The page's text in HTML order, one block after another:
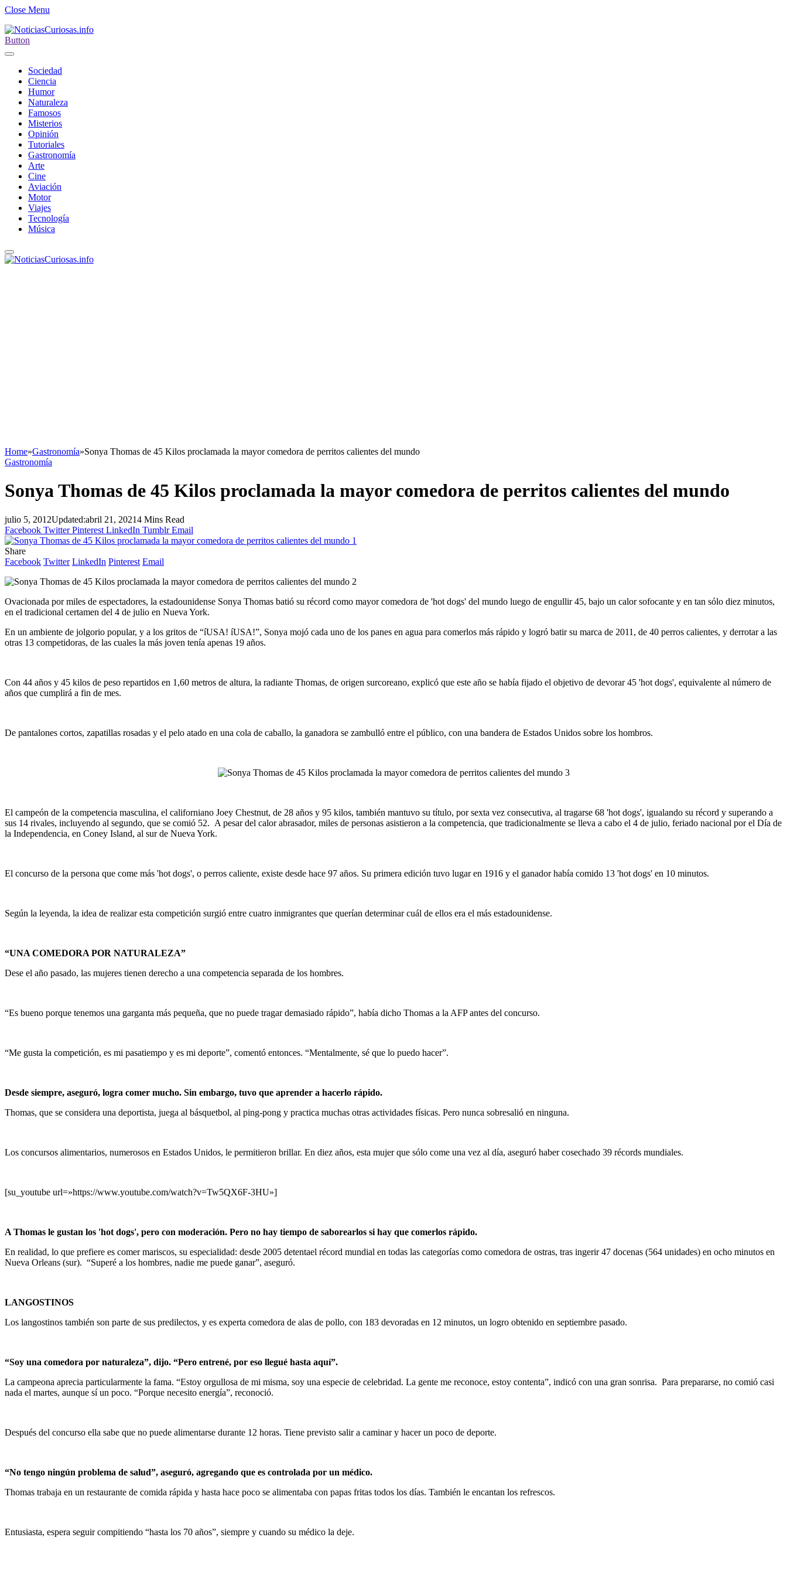
Close Menu
Button
Sociedad
Ciencia
Humor
Naturaleza
Famosos
Misterios
Opinión
Tutoriales
Gastronomía
Arte
Cine
Aviación
Motor
Viajes
Tecnología
Música
Home»Gastronomía»Sonya Thomas de 45 Kilos proclamada la mayor comedora de perritos calientes del mundo
Gastronomía
Sonya Thomas de 45 Kilos proclamada la mayor comedora de perritos calientes del mundo
julio 5, 2012Updated:abril 21, 20214 Mins Read
Facebook Twitter Pinterest LinkedIn Tumblr Email
Share
Facebook Twitter LinkedIn Pinterest Email
Ovacionada por miles de espectadores, la estadounidense Sonya Thomas batió su récord como mayor comedora de 'hot dogs' del mundo luego de engullir 45, bajo un calor sofocante y en tan sólo diez minutos,
en el tradicional certamen del 4 de julio en Nueva York.
En un ambiente de jolgorio popular, y a los gritos de “íUSA! íUSA!”, Sonya mojó cada uno de los panes en agua para comerlos más rápido y logró batir su marca de 2011, de 40 perros calientes, y derrotar a las
otras 13 competidoras, de las cuales la más joven tenía apenas 19 años.
Con 44 años y 45 kilos de peso repartidos en 1,60 metros de altura, la radiante Thomas, de origen surcoreano, explicó que este año se había fijado el objetivo de devorar 45 'hot dogs', equivalente al número de
años que cumplirá a fin de mes.
De pantalones cortos, zapatillas rosadas y el pelo atado en una cola de caballo, la ganadora se zambulló entre el público, con una bandera de Estados Unidos sobre los hombros.
El campeón de la competencia masculina, el californiano Joey Chestnut, de 28 años y 95 kilos, también mantuvo su título, por sexta vez consecutiva, al tragarse 68 'hot dogs', igualando su récord y superando a
sus 14 rivales, incluyendo al segundo, que se comió 52. A pesar del calor abrasador, miles de personas asistieron a la competencia, que tradicionalmente se lleva a cabo el 4 de julio, feriado nacional por el Día de
la Independencia, en Coney Island, al sur de Nueva York.
El concurso de la persona que come más 'hot dogs', o perros caliente, existe desde hace 97 años. Su primera edición tuvo lugar en 1916 y el ganador había comido 13 'hot dogs' en 10 minutos.
Según la leyenda, la idea de realizar esta competición surgió entre cuatro inmigrantes que querían determinar cuál de ellos era el más estadounidense.
“UNA COMEDORA POR NATURALEZA”
Dese el año pasado, las mujeres tienen derecho a una competencia separada de los hombres.
“Es bueno porque tenemos una garganta más pequeña, que no puede tragar demasiado rápido”, había dicho Thomas a la AFP antes del concurso.
“Me gusta la competición, es mi pasatiempo y es mi deporte”, comentó entonces. “Mentalmente, sé que lo puedo hacer”.
Desde siempre, aseguró, logra comer mucho. Sin embargo, tuvo que aprender a hacerlo rápido.
Thomas, que se considera una deportista, juega al básquetbol, al ping-pong y practica muchas otras actividades físicas. Pero nunca sobresalió en ninguna.
Los concursos alimentarios, numerosos en Estados Unidos, le permitieron brillar. En diez años, esta mujer que sólo come una vez al día, aseguró haber cosechado 39 récords mundiales.
[su_youtube url=»https://www.youtube.com/watch?v=Tw5QX6F-3HU»]
A Thomas le gustan los 'hot dogs', pero con moderación. Pero no hay tiempo de saborearlos si hay que comerlos rápido.
En realidad, lo que prefiere es comer mariscos, su especialidad: desde 2005 detentael récord mundial en todas las categorías como comedora de ostras, tras ingerir 47 docenas (564 unidades) en ocho minutos en
Nueva Orleans (sur). “Superé a los hombres, nadie me puede ganar”, aseguró.
LANGOSTINOS
Los langostinos también son parte de sus predilectos, y es experta comedora de alas de pollo, con 183 devoradas en 12 minutos, un logro obtenido en septiembre pasado.
“Soy una comedora por naturaleza”, dijo. “Pero entrené, por eso llegué hasta aquí”.
La campeona aprecia particularmente la fama. “Estoy orgullosa de mi misma, soy una especie de celebridad. La gente me reconoce, estoy contenta”, indicó con una gran sonrisa. Para prepararse, no comió casi
nada el martes, aunque sí un poco. “Porque necesito energía”, reconoció.
Después del concurso ella sabe que no puede alimentarse durante 12 horas. Tiene previsto salir a caminar y hacer un poco de deporte.
“No tengo ningún problema de salud”, aseguró, agregando que es controlada por un médico.
Thomas trabaja en un restaurante de comida rápida y hasta hace poco se alimentaba con papas fritas todos los días. También le encantan los refrescos.
Entusiasta, espera seguir compitiendo “hasta los 70 años”, siempre y cuando su médico la deje.